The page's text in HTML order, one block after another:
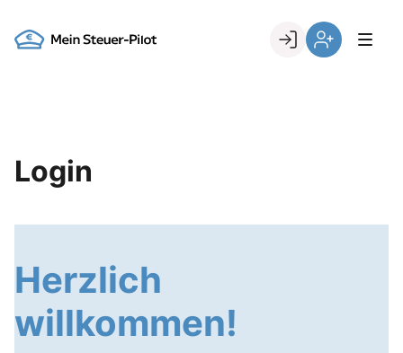
content
Go to landing page.
Login
Herzlich
willkommen!